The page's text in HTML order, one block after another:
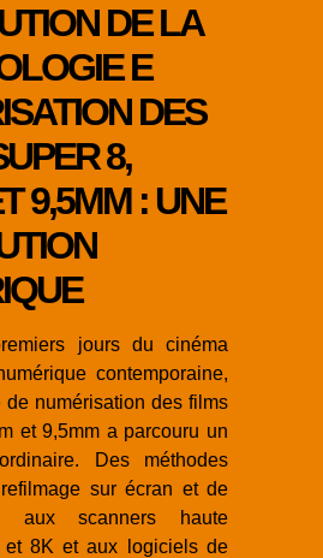
DE LA
E
DES
8,
9,5MM : UNE
jours du cinéma
contemporaine,
de numérisation des films
et 9,5mm a parcouru un
Des méthodes
sur écran et de
aux scanners haute
et 8K et aux logiciels de